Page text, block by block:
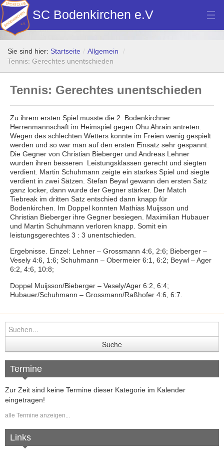
SC Bodenkirchen e.V
Hauptverein
Fußball
Turn- u. Breitensport
Dart
Bilder Neubau Vereinsheim
Vereinsheim Hoamat Wirt
Datenschutz
Folge uns auf Instagram
Sie sind hier: Startseite / Allgemein
/
Tennis: Gerechtes unentschieden
Tennis: Gerechtes unentschieden
Zu ihrem ersten Spiel musste die 2. Bodenkirchner
Herrenmannschaft im Heimspiel gegen Ohu Ahrain antreten.
Wegen des schlechten Wetters konnte im Freien wenig gespielt
werden und so war man auf den ersten Einsatz sehr gespannt.
Die Gegner von Christian Bieberger und Andreas Lehner
wurden ihren besseren Leistungsklassen gerecht und siegten
verdient. Martin Schuhmann zeigte ein starkes Spiel und siegte
verdient in zwei Sätzen. Stefan Beywl gewann den ersten Satz
ganz locker, dann wurde der Gegner stärker. Der Match
Tiebreak im dritten Satz entschied dann knapp für
Bodenkirchen. Im Doppel konnten Mathias Muijsson und
Christian Bieberger ihre Gegner besiegen. Maximilian Hubauer
und Martin Schuhmann verloren knapp. Somit ein
leistungsgerechtes 3 : 3 unentschieden.
Ergebnisse. Einzel: Lehner – Grossmann 4:6, 2:6; Bieberger –
Vesely 4:6, 1:6; Schuhmann – Obermeier 6:1, 6:2; Beywl – Ager
6:2, 4:6, 10:8;
Doppel Muijsson/Bieberger – Vesely/Ager 6:2, 6:4;
Hubauer/Schuhmann – Grossmann/Raßhofer 4:6, 6:7.
Termine
Zur Zeit sind keine Termine dieser Kategorie im Kalender
eingetragen!
alle Termine anzeigen...
Links